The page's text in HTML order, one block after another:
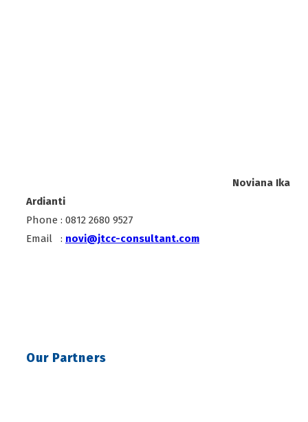
Noviana Ika
Ardianti
Phone : 0812 2680 9527
Email : novi@jtcc-consultant.com
Our Partners